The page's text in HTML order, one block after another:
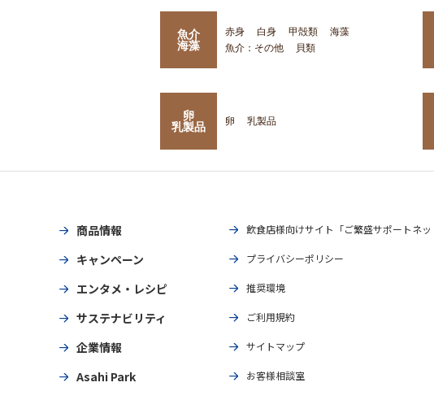
魚介
海藻
赤身 白身 甲殻類
海藻
魚介：その他
貝類
卵
乳製品
卵 乳製品
商品情報
キャンペーン
エンタメ・レシピ
サステナビリティ
企業情報
Asahi Park
飲食店様向けサイト「ご繁盛サポートネッ
プライバシーポリシー
推奨環境
ご利用規約
サイトマップ
お客様相談室